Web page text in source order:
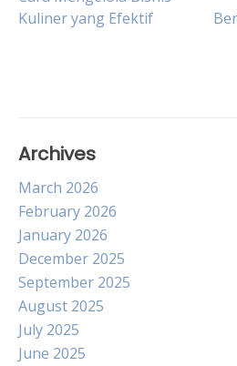
Kuliner yang Efektif
Archives
March 2026
February 2026
January 2026
December 2025
September 2025
August 2025
July 2025
June 2025